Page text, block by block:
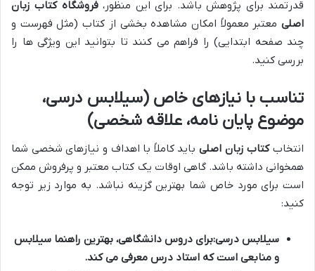
قدرتمند برای پژوهش باشد. برای این منظور،فروشگاه کتاب زبان
اصلی معتبر معمولاً امکان مشاهده بخشی از کتاب (مثل فهرست و
چند صفحه ابتدایی) را فراهم می کنند تا بتوانید این ویژگی ها را
بررسی کنید.
تناسب با نیازهای خاص (سیلابس درسی،
موضوع پایان نامه، علاقه شخصی)
انتخابکتاب زبان اصلیباید کاملاً با اهداف و نیازهای شخصی شما
همخوانی داشته باشد. گاهی اوقات یک کتاب معتبر و پرفروش ممکن
است برای مورد خاص شما بهترین گزینه نباشد. به موارد زیر توجه
کنید:
سیلابس درسی:برای دروس دانشگاهی، بهترین راهنما سیلابس
و منابعی است که استاد درس معرفی می کند.